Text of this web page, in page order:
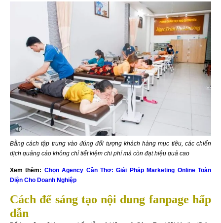
Bằng cách tập trung vào đúng đối tượng khách hàng mục tiêu, các chiến
dịch quảng cáo không chỉ tiết kiệm chi phí mà còn đạt hiệu quả cao
Xem thêm: Chọn Agency Cần Thơ: Giải Pháp Marketing Online Toàn
Diện Cho Doanh Nghiệp
Cách để sáng tạo nội dung fanpage hấp
dẫn